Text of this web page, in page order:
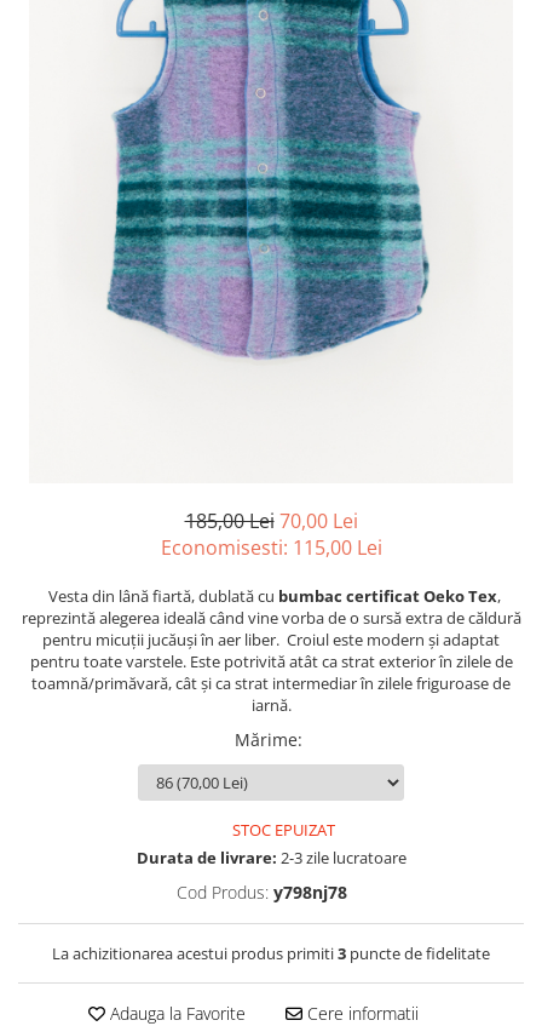
185,00 Lei 70,00 Lei
Economisesti: 115,00 Lei
Vesta din lână fiartă, dublată cu bumbac certificat Oeko Tex,
reprezintă alegerea ideală când vine vorba de o sursă extra de căldură
pentru micuții jucăuși în aer liber. Croiul este modern și adaptat
pentru toate varstele. Este potrivită atât ca strat exterior în zilele de
toamnă/primăvară, cât și ca strat intermediar în zilele friguroase de
iarnă.
Mărime:
STOC EPUIZAT
Durata de livrare: 2-3 zile lucratoare
Cod Produs: y798nj78
La achizitionarea acestui produs primiti3 puncte de fidelitate
Adauga la Favorite Cere informatii